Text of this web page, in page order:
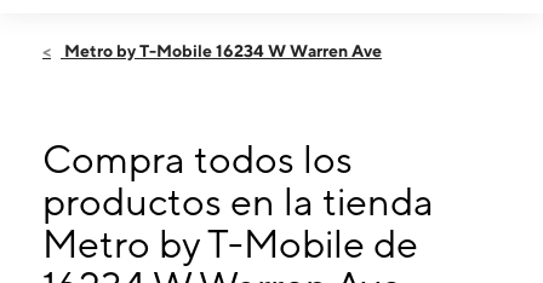
Sábado:10:00 a. m. a 8:00 p. m.
Miérc:
10:00 a. m. a 8:00 p. m.
Jueves: 10:00 a. m. a 8:00 p. m.
Viernes:10:00 a. m. a 8:00 p. m.
16234 W Warren Ave Detroit, MI 48228
Metro by T-Mobile 16234 W Warren Ave
Compra todos los
productos en la tienda
Metro by T-Mobile de